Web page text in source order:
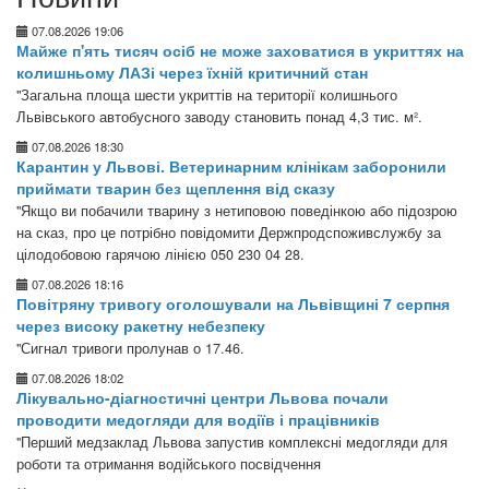
07.08.2026 19:06
Майже п'ять тисяч осіб не може заховатися в укриттях на
колишньому ЛАЗі через їхній критичний стан
"Загальна площа шести укриттів на території колишнього
Львівського автобусного заводу становить понад 4,3 тис. м².
07.08.2026 18:30
Карантин у Львові. Ветеринарним клінікам заборонили
приймати тварин без щеплення від сказу
"Якщо ви побачили тварину з нетиповою поведінкою або підозрою
на сказ, про це потрібно повідомити Держпродспоживслужбу за
цілодобовою гарячою лінією 050 230 04 28.
07.08.2026 18:16
Повітряну тривогу оголошували на Львівщині 7 серпня
через високу ракетну небезпеку
"Сигнал тривоги пролунав о 17.46.
07.08.2026 18:02
Лікувально-діагностичні центри Львова почали
проводити медогляди для водіїв і працівників
"Перший медзаклад Львова запустив комплексні медогляди для
роботи та отримання водійського посвідчення